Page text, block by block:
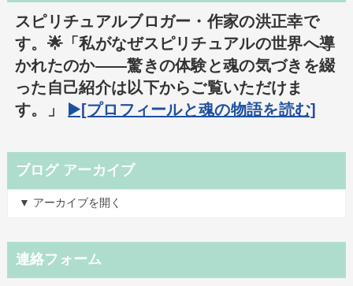
スピリチュアルブロガー・作家の洪正幸で
す。🌟「私がなぜスピリチュアルの世界へ導
かれたのか――驚きの体験と魂の気づきを綴
った自己紹介は以下からご覧いただけま
す。」
▶️[プロフィールと魂の物語を読む]
ブログ アーカイブ
▼ アーカイブを開く
連絡フォーム